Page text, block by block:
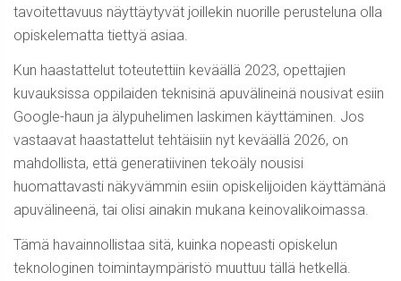
tavoitettavuus näyttäytyvät joillekin nuorille perusteluna olla
opiskelematta tiettyä asiaa.
Kun haastattelut toteutettiin keväällä 2023, opettajien
kuvauksissa oppilaiden teknisinä apuvälineinä nousivat esiin
Google-haun ja älypuhelimen laskimen käyttäminen. Jos
vastaavat haastattelut tehtäisiin nyt keväällä 2026, on
mahdollista, että generatiivinen tekoäly nousisi
huomattavasti näkyvämmin esiin opiskelijoiden käyttämänä
apuvälineenä, tai olisi ainakin mukana keinovalikoimassa.
Tämä havainnollistaa sitä, kuinka nopeasti opiskelun
teknologinen toimintaympäristö muuttuu tällä hetkellä.